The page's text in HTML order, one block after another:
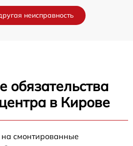
неисправность
обязательства
в Кирове
на смонтированные